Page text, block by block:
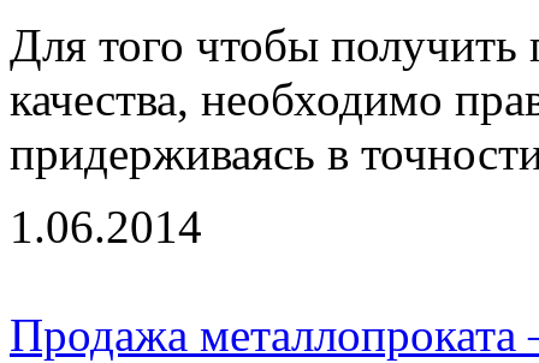
Для того чтобы получить
качества, необходимо
придерживаясь в
1.06.2014
Продажа